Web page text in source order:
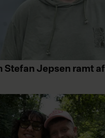
Stefan Jepsen ramt af